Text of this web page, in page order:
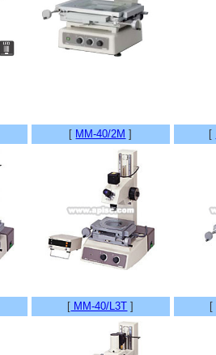
[ MM-40/2M ] [
[ MM-40/L3T ] [